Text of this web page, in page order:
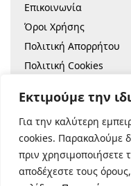
Εκτιμούμε την
Για την καλύτερη
cookies. Παρακαλούμε
πριν χρησιμοποιήσετε
αποδέχεστε τους
Επικοινωνία
Όροι Χρήσης
Πολιτική Απορρήτου
Πολιτική Cookies
© 2022 |